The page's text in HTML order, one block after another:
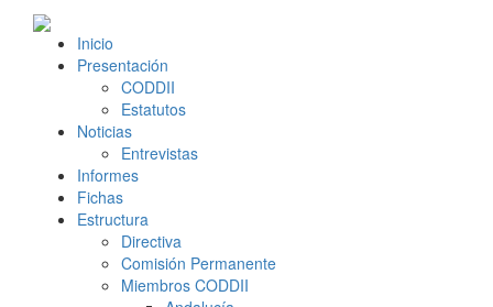
Inicio
Presentación
CODDII
Estatutos
Noticias
Entrevistas
Informes
Fichas
Estructura
Directiva
Comisión Permanente
Miembros CODDII